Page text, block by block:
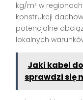
kg/m² w
konstrukcji
potencjalne
lokalnych
Jaki kabel
sprawdzi się